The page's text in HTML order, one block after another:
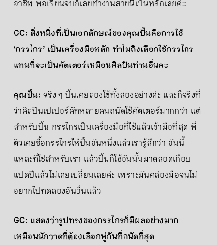
อาชีพ พอเรียนจบก็เลยทำงานสายนี้เป็นหลักเลยค่ะ
GC: สิ่งหนึ่งที่เป็นเอกลักษณ์ของคุณปั้นคือการใช้
‘กรรไกร’ เป็นเครื่องมือหลัก ทำไมถึงเลือกใช้กรรไกร
แทนที่จะเป็นคัตเตอร์เหมือนศิลปินท่านอื่นคะ
คุณปั้น: จริง ๆ ปั้นเคยลองใช้ทั้งสองอย่างค่ะ และก็จริงที่
ว่าศิลปินเปเปอร์คัทหลายคนถนัดใช้คัตเตอร์มากกว่า แต่
สำหรับปั้น กรรไกรเป็นเครื่องมือที่ใช้แล้วเข้ามือที่สุด พี่
ติวเคยซื้อกรรไกรให้ปั้นอันหนึ่งแล้วเรารู้สึกว่า อันนี้
แหละที่ใช่สำหรับเรา แล้วปั้นก็ใช้อันนั้นมาตลอดเกือบ
แปดปีแล้วไม่เคยเปลี่ยนเลยค่ะ เพราะมันคล่องมือจนไม่
อยากไปทดลองอันอื่นแล้ว
GC: แสดงว่ารูปทรงของกรรไกรก็มีผลอย่างมาก
เหมือนนักวาดที่ต้องเลือกพู่กันที่ถนัดที่สุด